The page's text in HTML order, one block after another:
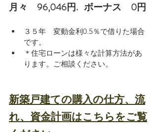
月々　96,046円.   ボーナス　0円
３５年　変動金利0.5％で借りた場合
です。
＊住宅ローンは様々な計算方法があ
ります。ご相談ください。
新築戸建ての購入の仕方、流
れ、資金計画はこちらをご覧